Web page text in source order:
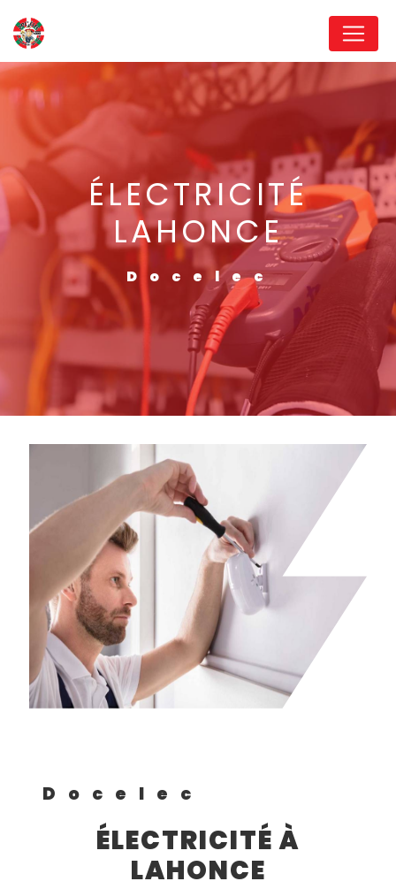
ÉLECTRICITÉ
LAHONCE
Docelec
Docelec
ÉLECTRICITÉ À
LAHONCE